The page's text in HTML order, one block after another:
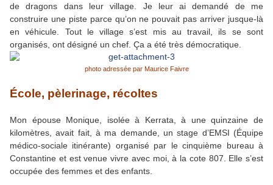
de dragons dans leur village. Je leur ai demandé de me
construire une piste parce qu’on ne pouvait pas arriver jusque-là
en véhicule. Tout le village s’est mis au travail, ils se sont
organisés, ont désigné un chef. Ça a été très démocratique.
photo adressée par Maurice Faivre
École, pèlerinage, récoltes
Mon épouse Monique, isolée à Kerrata, à une quinzaine de
kilomètres, avait fait, à ma demande, un stage d’EMSI (Équipe
médico-sociale itinérante) organisé par le cinquième bureau à
Constantine et est venue vivre avec moi, à la cote 807. Elle s’est
occupée des femmes et des enfants.